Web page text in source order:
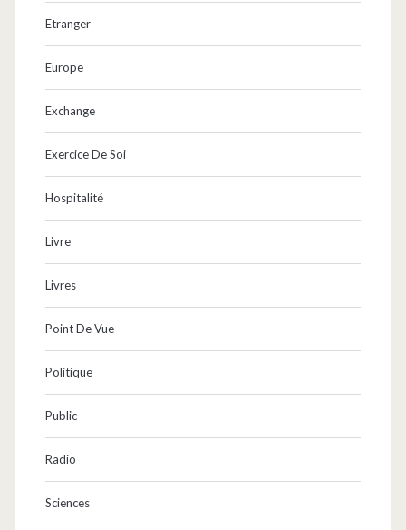
Etranger
Europe
Exchange
Exercice De Soi
Hospitalité
Livre
Livres
Point De Vue
Politique
Public
Radio
Sciences